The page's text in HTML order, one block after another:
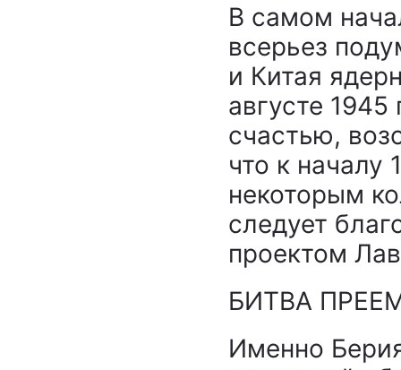
В самом
всерьез
и Китая
августе
счастью,
что к
некоторым
следует
проектом
БИТВА
Именно